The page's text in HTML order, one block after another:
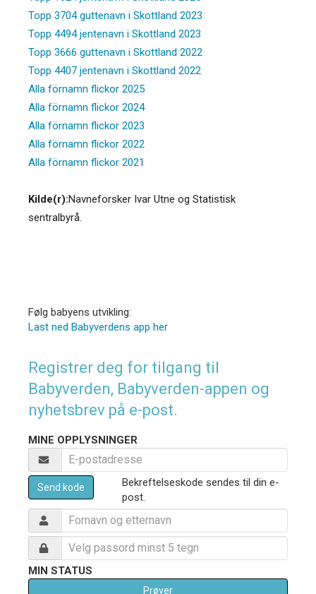
Topp 3704 guttenavn i Skottland 2023
Topp 4494 jentenavn i Skottland 2023
Topp 3666 guttenavn i Skottland 2022
Topp 4407 jentenavn i Skottland 2022
Alla förnamn flickor 2025
Alla förnamn flickor 2024
Alla förnamn flickor 2023
Alla förnamn flickor 2022
Alla förnamn flickor 2021
Kilde(r):Navneforsker Ivar Utne og Statistisk
sentralbyrå.
Følg babyens utvikling:
Last ned Babyverdens app her
Registrer deg for tilgang til
Babyverden, Babyverden-appen og
nyhetsbrev på e-post.
MINE OPPLYSNINGER
Send kode
Bekreftelseskode sendes til din e-
post.
MIN STATUS
Prøver